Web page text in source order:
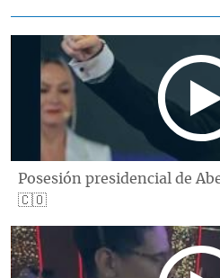
Posesión presidencial de
🇨🇴